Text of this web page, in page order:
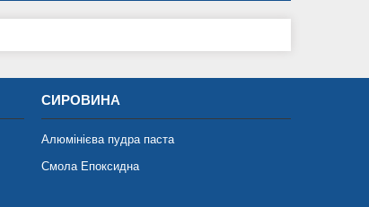
СИРОВИНА
Алюмінієва пудра паста
Смола Епоксидна